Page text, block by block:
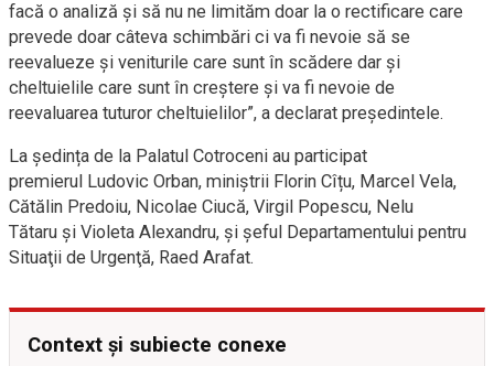
facă o analiză și să nu ne limităm doar la o rectificare care
prevede doar câteva schimbări ci va fi nevoie să se
reevalueze și veniturile care sunt în scădere dar și
cheltuielile care sunt în creștere și va fi nevoie de
reevaluarea tuturor cheltuielilor”, a declarat președintele.
La ședința de la Palatul Cotroceni au participat
premierul Ludovic Orban, miniștrii Florin Cîțu, Marcel Vela,
Cătălin Predoiu, Nicolae Ciucă, Virgil Popescu, Nelu
Tătaru și Violeta Alexandru, și şeful Departamentului pentru
Situaţii de Urgenţă, Raed Arafat.
Context și subiecte conexe